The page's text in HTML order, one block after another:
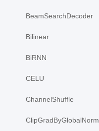
BeamSearchDecoder
Bilinear
BiRNN
CELU
ChannelShuffle
ClipGradByGlobalNorm